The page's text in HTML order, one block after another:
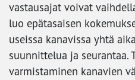
vastausajat voivat
luo epätasaisen
useissa kanavissa yhtä
suunnittelua ja seurantaa.
varmistaminen kanavien